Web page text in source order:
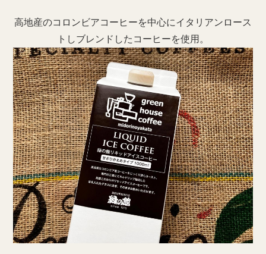
高地産のコロンビアコーヒーを中心にイタリアンロース
トしブレンドしたコーヒーを使用。